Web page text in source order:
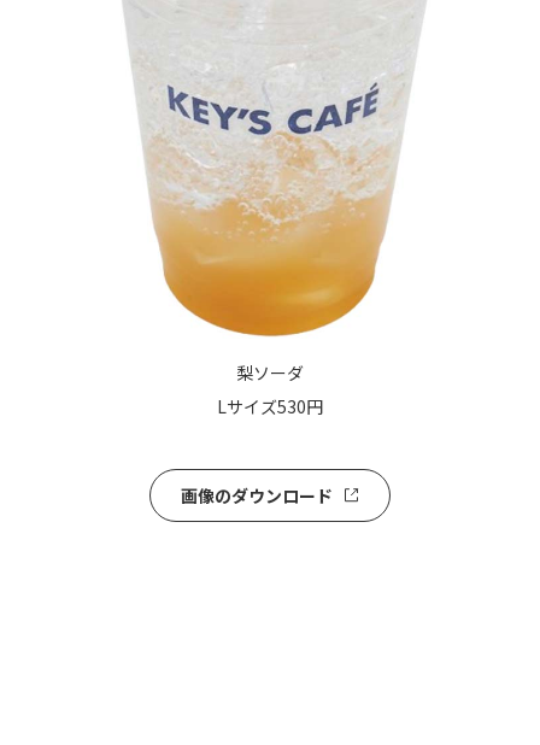
梨ソーダ
Lサイズ530円
画像のダウンロード